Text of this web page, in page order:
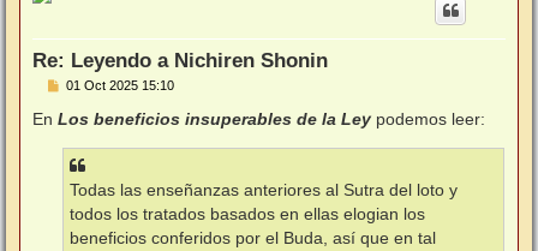
Re: Leyendo a Nichiren Shonin
M
n
a
01 Oct 2025 15:10
En Los beneficios insuperables de la Ley podemos leer:
Todas las enseñanzas anteriores al Sutra del loto y
todos los tratados basados en ellas elogian los
beneficios conferidos por el Buda, así que en tal